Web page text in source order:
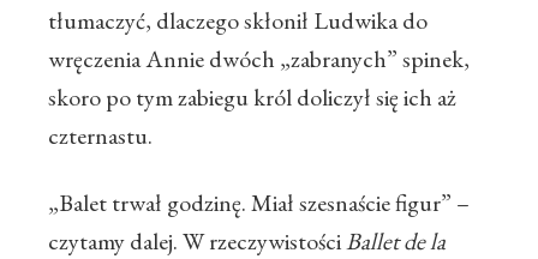
tłumaczyć, dlaczego skłonił Ludwika do
wręczenia Annie dwóch „zabranych” spinek,
skoro po tym zabiegu król doliczył się ich aż
czternastu.
„Balet trwał godzinę. Miał szesnaście figur” –
czytamy dalej. W rzeczywistościBallet de la